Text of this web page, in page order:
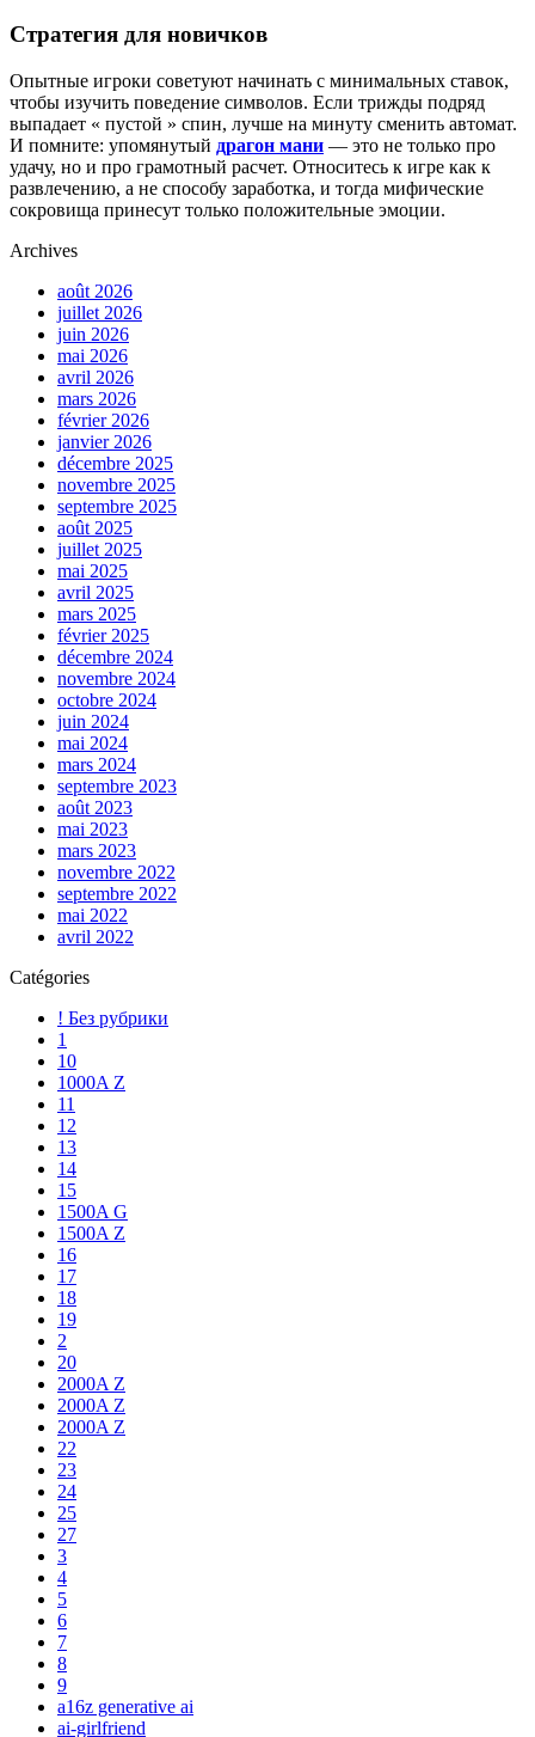
Стратегия для новичков
Опытные игроки советуют начинать с минимальных ставок,
чтобы изучить поведение символов. Если трижды подряд
выпадает « пустой » спин, лучше на минуту сменить автомат.
И помните: упомянутый драгон мани — это не только про
удачу, но и про грамотный расчет. Относитесь к игре как к
развлечению, а не способу заработка, и тогда мифические
сокровища принесут только положительные эмоции.
Archives
août 2026
juillet 2026
juin 2026
mai 2026
avril 2026
mars 2026
février 2026
janvier 2026
décembre 2025
novembre 2025
septembre 2025
août 2025
juillet 2025
mai 2025
avril 2025
mars 2025
février 2025
décembre 2024
novembre 2024
octobre 2024
juin 2024
mai 2024
mars 2024
septembre 2023
août 2023
mai 2023
mars 2023
novembre 2022
septembre 2022
mai 2022
avril 2022
Catégories
! Без рубрики
1
10
1000A Z
11
12
13
14
15
1500A G
1500A Z
16
17
18
19
2
20
2000A Z
2000A Z
2000A Z
22
23
24
25
27
3
4
5
6
7
8
9
a16z generative ai
ai-girlfriend